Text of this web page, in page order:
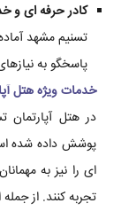
کادر حرفه ای و
تسنیم مشهد
پاسخگو به
خدمات ویژه هتل
در هتل آپارتمان
پوشش داده شده
ای را نیز به
تجربه کنند. از